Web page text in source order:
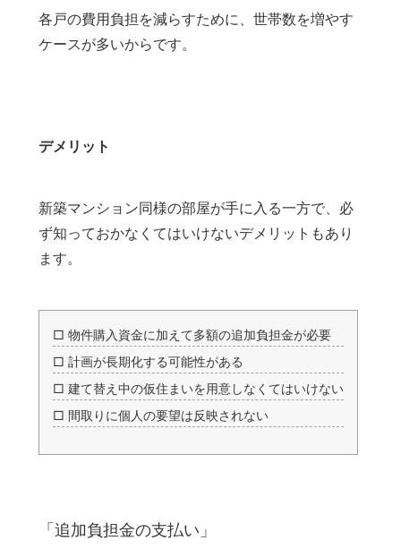
各戸の費用負担を減らすために、世帯数を増やす
ケースが多いからです。
デメリット
新築マンション同様の部屋が手に入る一方で、必
ず知っておかなくてはいけないデメリットもあり
ます。
□ 物件購入資金に加えて多額の追加負担金が必要
□ 計画が長期化する可能性がある
□ 建て替え中の仮住まいを用意しなくてはいけない
□ 間取りに個人の要望は反映されない
「追加負担金の支払い」